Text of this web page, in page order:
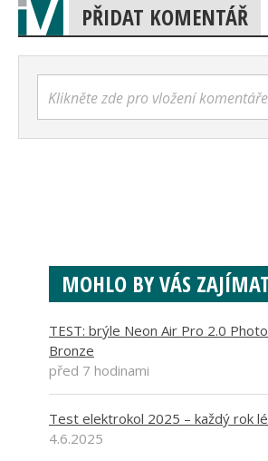
PŘIDAT KOMENTÁŘ
Klikněte zde pro vložení komentáře
MOHLO BY VÁS
TEST: brýle Neon Air Pro 2.0
Bronze
před 7 hodinami
Test elektrokol 2025 – každý rok
4.6.2025